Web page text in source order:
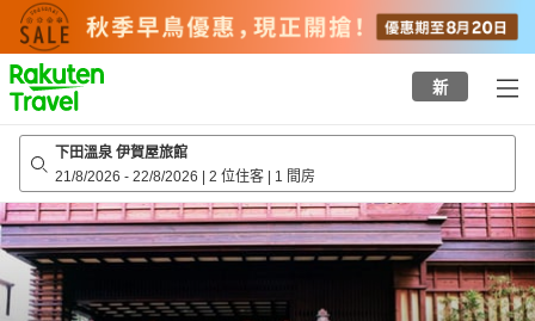
to
top
page
新
下田溫泉 伊賀屋旅館
21/8/2026 - 22/8/2026 | 2 位住客 | 1 間房